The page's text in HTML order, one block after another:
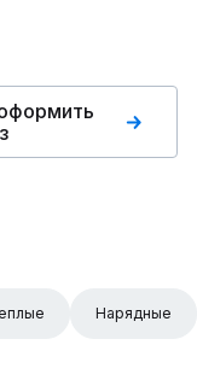
Нарядные